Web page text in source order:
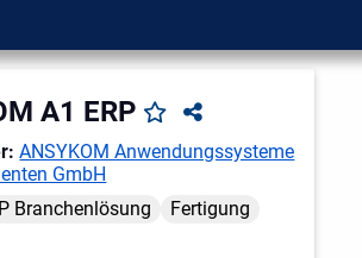
A1 ERP
ANSYKOM Anwendungssysteme
GmbH
Branchenlösung
Fertigung